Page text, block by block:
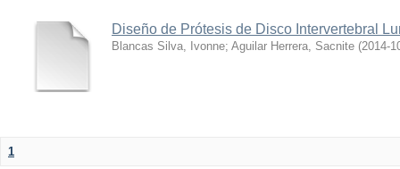
Diseño de Prótesis de Disco Intervertebral
Blancas Silva, Ivonne; Aguilar Herrera, Sacnite (2014-
1